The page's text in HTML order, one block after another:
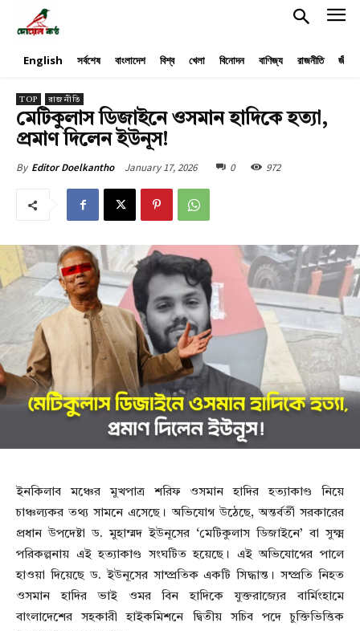
English সর্বশেষ বাংলাদেশ বিশ্ব খেলা বিনোদন বাণিজ্য রাজনীতি
TOP রাজনীতি
মেটিকুলাস ডিজাইনে ওসমান হাদিকে হত্যা,
প্রমাণ দিলেন ইউনূস!
By Editor Doelkantho January 17, 2026 0 972
ইনকিলাব মঞ্চের মুখপাত্র শরিফ ওসমান হাদির হত্যাকাণ্ড নিয়ে
চাঞ্চল্যকর তথ্য সামনে এসেছে। অভিযোগ উঠেছে, অন্তর্বর্তী সরকারের
প্রধান উপদেষ্টা ড. মুহাম্মদ ইউনূসের ‘মেটিকুলাস ডিজাইনে’ বা সুক্ষ্ম
পরিকল্পনায় এই হত্যাকাণ্ড সংঘটিত হয়েছে। এই অভিযোগের পালে
হাওয়া দিয়েছে ড. ইউনূসের সাম্প্রতিক একটি সিদ্ধান্ত। সম্প্রতি নিহত
ওসমান হাদির ভাই ওমর বিন হাদিকে যুক্তরাজ্যের বার্মিংহামে
বাংলাদেশের সহকারী হাইকমিশনে দ্বিতীয় সচিব পদে চুক্তিভিত্তিক